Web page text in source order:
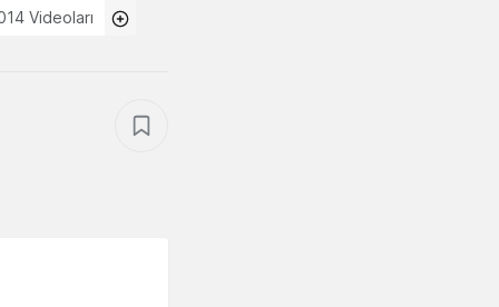
Videoları